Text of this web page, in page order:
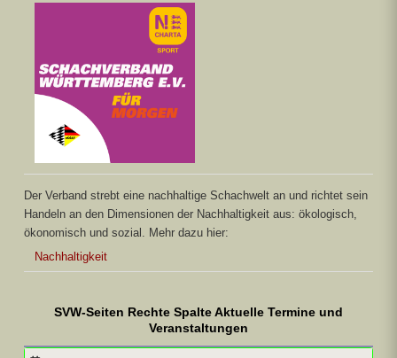
Der Verband strebt eine nachhaltige Schachwelt an und richtet sein
Handeln an den Dimensionen der Nachhaltigkeit aus: ökologisch,
ökonomisch und sozial. Mehr dazu hier:
Nachhaltigkeit
SVW-Seiten Rechte Spalte Aktuelle Termine und
Veranstaltungen